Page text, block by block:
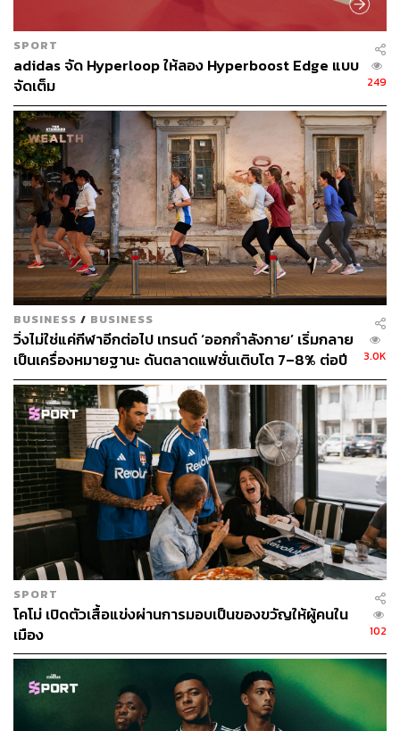
ภาพ: adidas / Instagram
SPORT
adidas จัด Hyperloop ให้ลอง Hyperboost Edge แบบ
จัดเต็ม
249
BUSINESS / BUSINESS
วิ่งไม่ใช่แค่กีฬาอีกต่อไป เทรนด์ ‘ออกกำลังกาย’ เริ่มกลาย
เป็นเครื่องหมายฐานะ ดันตลาดแฟชั่นเติบโต 7–8% ต่อปี
3.0K
SPORT
โคโม่ เปิดตัวเสื้อแข่งผ่านการมอบเป็นของขวัญให้ผู้คนใน
เมือง
102